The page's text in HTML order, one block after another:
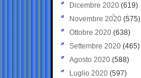
Dicembre 2020 (619)
Novembre 2020 (575)
Ottobre 2020 (638)
Settembre 2020(465)
Agosto 2020 (588)
Luglio 2020 (597)